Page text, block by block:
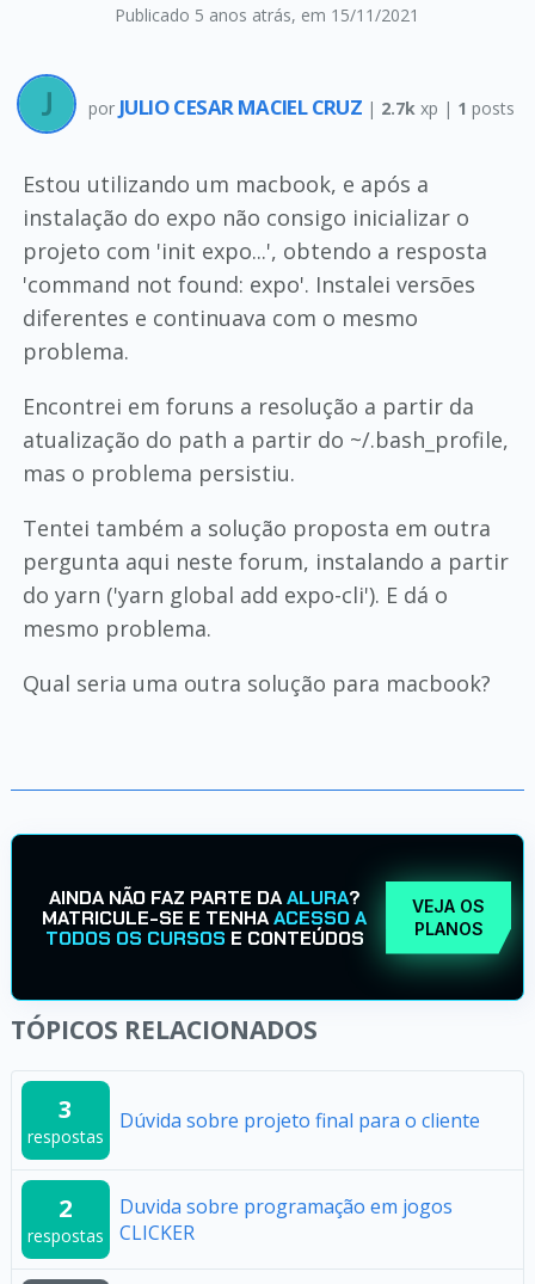
Publicado 5 anos atrás, em 15/11/2021
por JULIO CESAR MACIEL CRUZ | 2.7k xp | 1 posts
Estou utilizando um macbook, e após a
instalação do expo não consigo inicializar o
projeto com 'init expo...', obtendo a resposta
'command not found: expo'. Instalei versões
diferentes e continuava com o mesmo
problema.
Encontrei em foruns a resolução a partir da
atualização do path a partir do ~/.bash_profile,
mas o problema persistiu.
Tentei também a solução proposta em outra
pergunta aqui neste forum, instalando a partir
do yarn ('yarn global add expo-cli'). E dá o
mesmo problema.
Qual seria uma outra solução para macbook?
AINDA NÃO FAZ PARTE DAALURA?
MATRICULE-SE E TENHAACESSO A
TODOS OS CURSOS E CONTEÚDOS
VEJA OS
PLANOS
TÓPICOS RELACIONADOS
3
respostas
Dúvida sobre projeto final para o cliente
2
respostas
Duvida sobre programação em jogos
CLICKER